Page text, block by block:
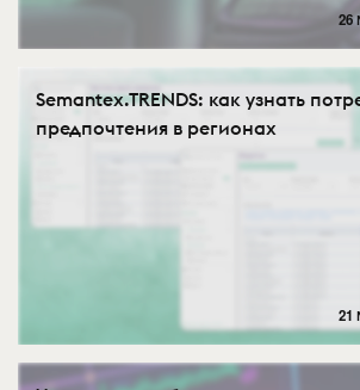
26
Semantex.TRENDS: как узнать
предпочтения в регионах
21